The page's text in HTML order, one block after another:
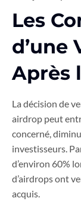
Les
d’une
Après
La décision de
airdrop peut
concerné,
investisseurs.
d’environ 60%
d’airdrops ont
acquis.